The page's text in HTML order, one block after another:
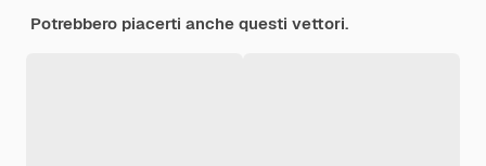
Potrebbero piacerti anche questi vettori.